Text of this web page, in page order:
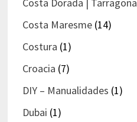
Costa Maresme(14)
Costura (1)
Croacia (7)
DIY – Manualidades (1)
Dubai (1)